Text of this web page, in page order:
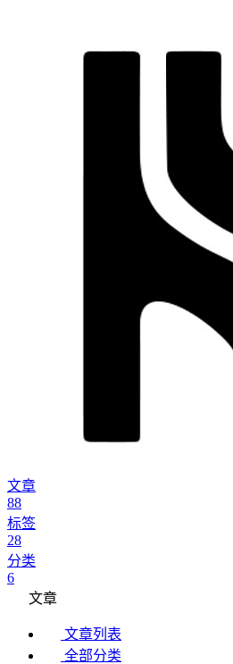
文章
88
标签
28
分类
6
文章
文章列表
全部分类